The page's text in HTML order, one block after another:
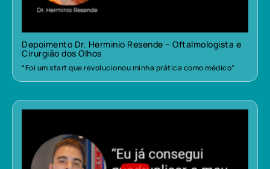
Depoimento Dr. Herminio Resende – Oftalmologista e
Cirurgião dos Olhos
“Foi um start que revolucionou minha prática como médico”